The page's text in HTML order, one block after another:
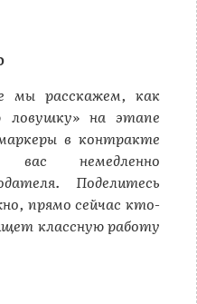
мы расскажем, как
ловушку» на этапе
в контракте
вас немедленно
Поделитесь
прямо сейчас кто-
классную работу